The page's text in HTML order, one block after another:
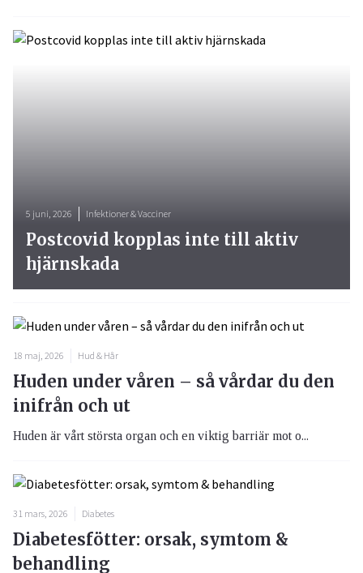
5 juni, 2026 Infektioner & Vacciner
Postcovid kopplas inte till aktiv
hjärnskada
18 maj, 2026 Hud & Hår
Huden under våren – så vårdar du den
inifrån och ut
Huden är vårt största organ och en viktig barriär mot o...
31 mars, 2026 Diabetes
Diabetesfötter: orsak, symtom &
behandling